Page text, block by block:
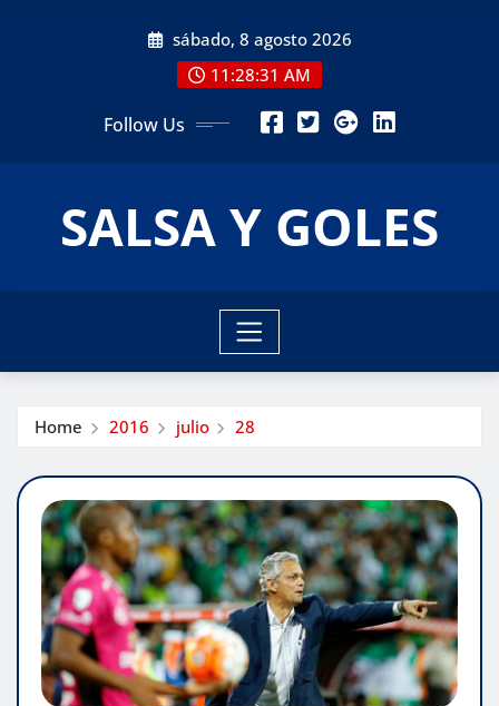
sábado, 8 agosto 2026
11:28:32 AM
Follow Us
SALSA Y GOLES
Home 2016 julio 28